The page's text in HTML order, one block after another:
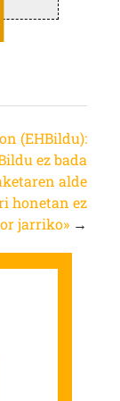
(EHBildu):
ez bada
alde
honetan ez
jarriko» →